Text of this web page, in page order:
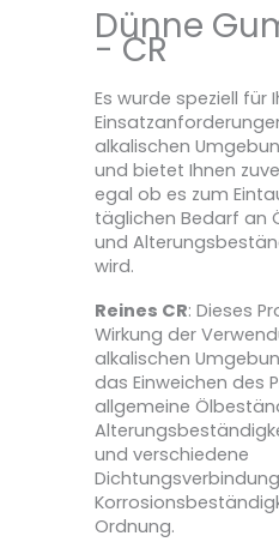
Dünne
- CR
Es wurde speziell für
alkalischen
und bietet Ihnen
egal ob es zum
täglichen Bedarf an
und
wird.
Reines CR: Dieses
Wirkung der
alkalischen
das Einweichen des
allgemeine
und verschiedene
Ordnung.